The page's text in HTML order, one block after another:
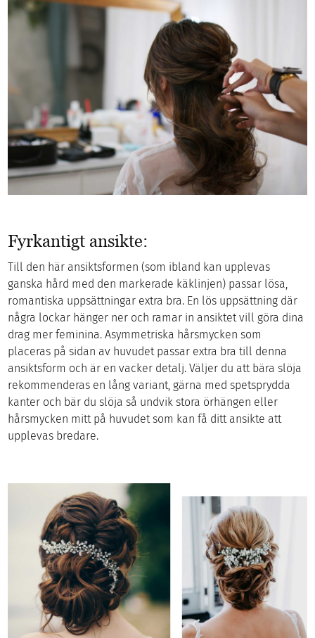
Fyrkantigt ansikte:
Till den här ansiktsformen (som ibland kan upplevas
ganska hård med den markerade käklinjen) passar lösa,
romantiska uppsättningar extra bra. En lös uppsättning där
några lockar hänger ner och ramar in ansiktet vill göra dina
drag mer feminina. Asymmetriska hårsmycken som
placeras på sidan av huvudet passar extra bra till denna
ansiktsform och är en vacker detalj. Väljer du att bära slöja
rekommenderas en lång variant, gärna med spetsprydda
kanter och bär du slöja så undvik stora örhängen eller
hårsmycken mitt på huvudet som kan få ditt ansikte att
upplevas bredare.